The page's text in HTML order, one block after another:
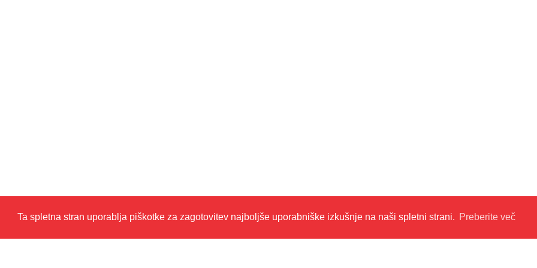
Ta spletna stran uporablja piškotke za zagotovitev najboljše uporabniške izkušnje na naši spletni strani. Preberite več